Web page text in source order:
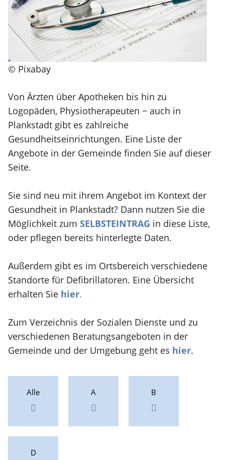
© Pixabay
Von Ärzten über Apotheken bis hin zu
Logopäden, Physiotherapeuten − auch in
Plankstadt gibt es zahlreiche
Gesundheitseinrichtungen. Eine Liste der
Angebote in der Gemeinde finden Sie auf dieser
Seite.
Sie sind neu mit ihrem Angebot im Kontext der
Gesundheit in Plankstadt? Dann nutzen Sie die
Möglichkeit zum SELBSTEINTRAG in diese Liste,
oder pflegen bereits hinterlegte Daten.
Außerdem gibt es im Ortsbereich verschiedene
Standorte für Defibrillatoren. Eine Übersicht
erhalten Sie hier.
Zum Verzeichnis der Sozialen Dienste und zu
verschiedenen Beratungsangeboten in der
Gemeinde und der Umgebung geht es hier.
Alle A B
D